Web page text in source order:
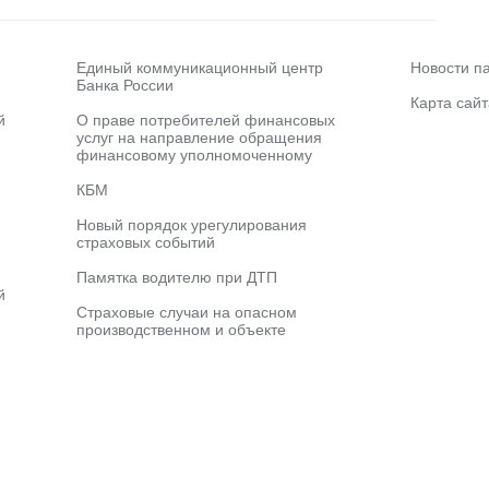
Единый коммуникационный центр
Банка России
О праве потребителей финансовых
услуг на направление обращения
финансовому уполномоченному
КБМ
Новый порядок урегулирования
страховых событий
Памятка водителю при ДТП
Страховые случаи на опасном
производственном и объекте
Новости
Карта